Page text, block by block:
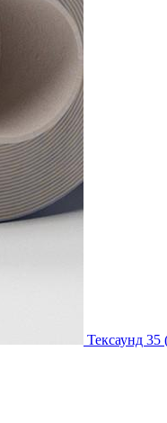
Тексаунд